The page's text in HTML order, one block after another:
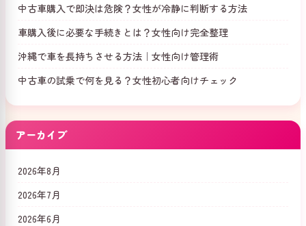
中古車購入で即決は危険？女性が冷静に判断する方法
車購入後に必要な手続きとは？女性向け完全整理
沖縄で車を長持ちさせる方法｜女性向け管理術
中古車の試乗で何を見る？女性初心者向けチェック
アーカイブ
2026年8月
2026年7月
2026年6月